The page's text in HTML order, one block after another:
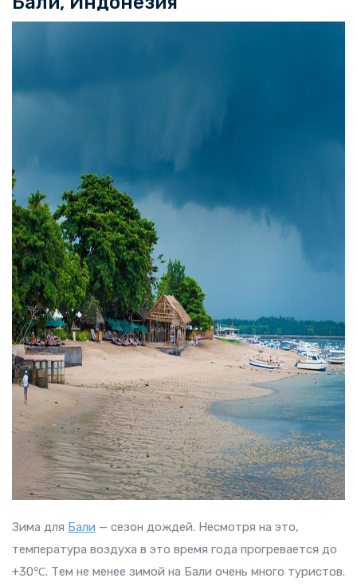
Зима для Бали — сезон дождей. Несмотря на это,
температура воздуха в это время года прогревается до
+30℃. Тем не менее зимой на Бали очень много туристов.